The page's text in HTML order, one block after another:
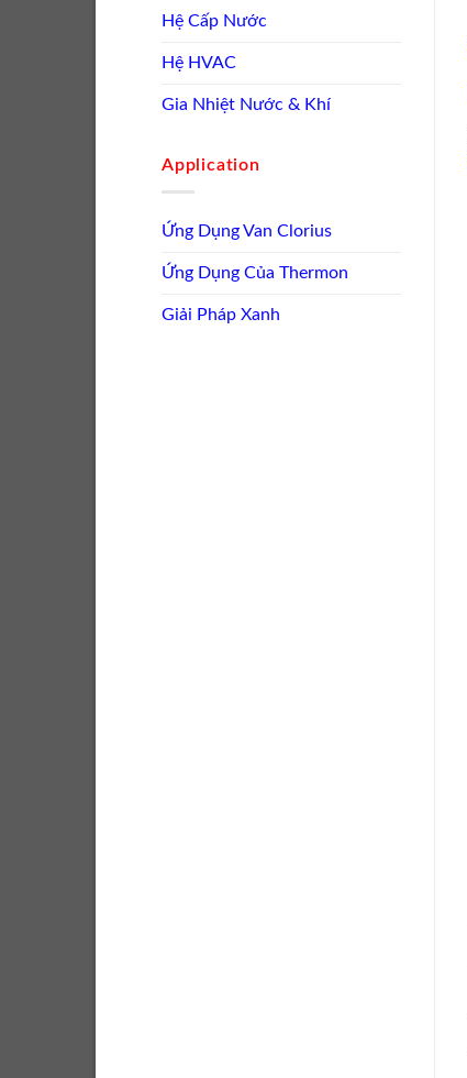
Hệ Cấp Nước
Hệ HVAC
Gia Nhiệt Nước & Khí
Application
Ứng Dụng Van Clorius
Ứng Dụng Của Thermon
Giải Pháp Xanh